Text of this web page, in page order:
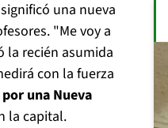
una nueva
"Me voy a
la recién asumida
con la fuerza
una Nueva
la capital.